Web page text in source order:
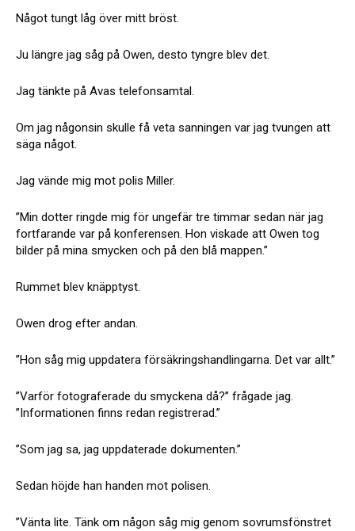
Något tungt låg över mitt bröst.
Ju längre jag såg på Owen, desto tyngre blev det.
Jag tänkte på Avas telefonsamtal.
Om jag någonsin skulle få veta sanningen var jag tvungen att
säga något.
Jag vände mig mot polis Miller.
”Min dotter ringde mig för ungefär tre timmar sedan när jag
fortfarande var på konferensen. Hon viskade att Owen tog
bilder på mina smycken och på den blå mappen.”
Rummet blev knäpptyst.
Owen drog efter andan.
”Hon såg mig uppdatera försäkringshandlingarna. Det var allt.”
”Varför fotograferade du smyckena då?” frågade jag.
”Informationen finns redan registrerad.”
”Som jag sa, jag uppdaterade dokumenten.”
Sedan höjde han handen mot polisen.
”Vänta lite. Tänk om någon såg mig genom sovrumsfönstret